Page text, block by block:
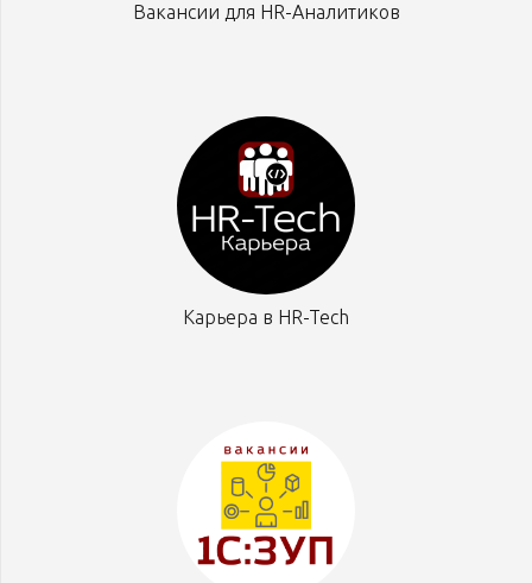
Вакансии для HR-Аналитиков
Карьера в HR-Tech